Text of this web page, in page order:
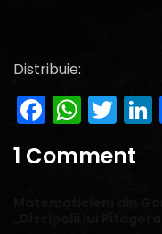
Distribuie:
1 Comment